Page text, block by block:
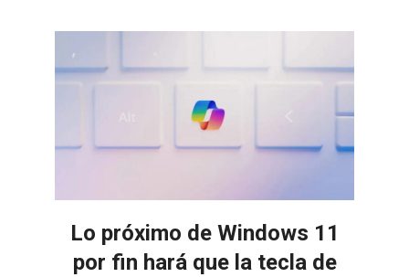
Lo próximo de Windows 11
por fin hará que la tecla de